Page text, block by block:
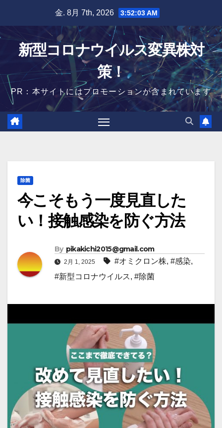
content
金. 8月 7th, 2026 3:52:04 AM
新型コロナウイルス変異株対
策！
PR：本サイトにはプロモーションが含まれています
除菌
今こそもう一度見直した
い！接触感染を防ぐ方法
By pikakichi2015@gmail.com
2月 1, 2025 #オミクロン株, #感染,
#新型コロナウイルス, #除菌